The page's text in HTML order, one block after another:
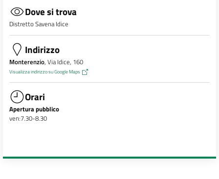
Dove si trova
Distretto Savena Idice
Indirizzo
Monterenzio, Via Idice, 160
Visualizza indirizzo su Google Maps
Orari
Apertura pubblico
ven:7.30-8.30